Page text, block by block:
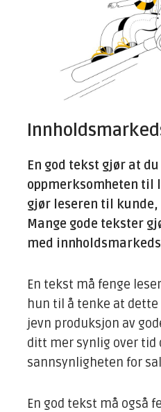
En god tekst gjør at
oppmerksomheten til
gjør leseren til
Mange gode tekster
med
En tekst må fenge
hun til å tenke at
jevn produksjon av
ditt mer synlig over tid
sannsynligheten for
En god tekst må også